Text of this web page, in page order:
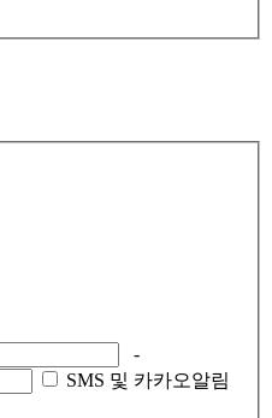
-
SMS 및 카카오알림